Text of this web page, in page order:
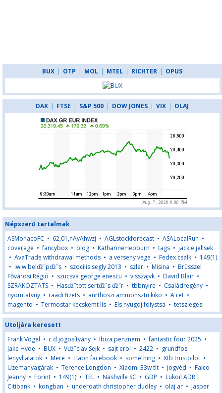
BUX | OTP | MOL | MTEL | RICHTER | OPUS
DAX | FTSE | S&P 500 | DOW JONES | VIX | OLAJ
Népszerű tartalmak
ASMonacoFC • 62,01,nAyAhwzj • AGLstockforecast • ASALocalRun •
coverage •fancybox • blog • KatharineHepburn • tags • jackie jellsek
• AvaTrade withdrawal methods • a verseny vege • Fedex csalk • 149(1)
• iwiw belďż˝pďż˝s • szocilis segly 2013 • szler • Misina • Brüsszel
Fővárosi Régió • szucsva george enescu • visszajvk • David Blair •
SZRAKOZTATS • Hasďż˝tott sertďż˝s ďż˝r • tbbnyire • Családregény •
nyomtatvny • raadi fizets • anrthoszi ammohsztu kiko • A ret •
magento • Termostar kecskemt lls • Els nyugdj folystsa • tetszleges
Utoljára keresett
Frank Vogel • c d jogosítvány • Ibiza penznem •fantastic four 2025 •
Jake Hyde • BUX • Vďż˝clav Sejk • sajt erbl • 2422 • grundfos
lenyvllalatok • Mere • Haon facebook • something • Xtb trustpilot •
Üzemanyagárak • Terence Longdon • Xiaomi 33w tlt • jogvéd • Falco
Jeanny • Forint • 149(1) • TEL • Nashville SC • GDP • Lukoil ADR
Citibank • kongban • underoath christopher dudley • olaj ar • Jasper